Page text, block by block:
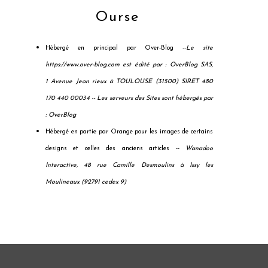
Ourse
Hébergé en principal par Over-Blog --Le site
https://www.over-blog.com est édité par : OverBlog SAS,
1 Avenue Jean rieux à TOULOUSE (31500) SIRET 480
170 440 00034 -- Les serveurs des Sites sont hébergés par
: OverBlog
Hébergé en partie par Orange pour les images de certains
designs et celles des anciens articles -- Wanadoo
Interactive, 48 rue Camille Desmoulins à Issy les
Moulineaux (92791 cedex 9)